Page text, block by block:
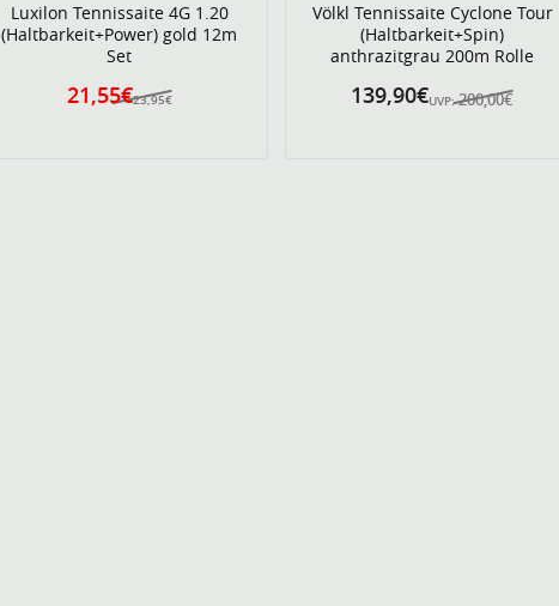
Luxilon Tennissaite 4G 1.20
(Haltbarkeit+Power) gold 12m
Set
23,95€
21,55€
Völkl Tennissaite Cyclone Tour
(Haltbarkeit+Spin)
anthrazitgrau 200m Rolle
UVP: 200,00€
139,90€